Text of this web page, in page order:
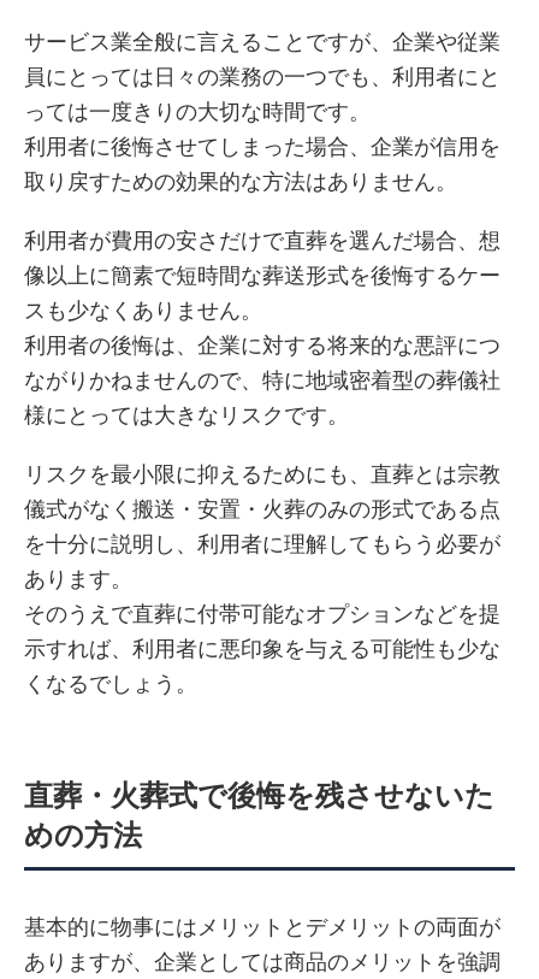
サービス業全般に言えることですが、企業や従業
員にとっては日々の業務の一つでも、利用者にと
っては一度きりの大切な時間です。
利用者に後悔させてしまった場合、企業が信用を
取り戻すための効果的な方法はありません。
利用者が費用の安さだけで直葬を選んだ場合、想
像以上に簡素で短時間な葬送形式を後悔するケー
スも少なくありません。
利用者の後悔は、企業に対する将来的な悪評につ
ながりかねませんので、特に地域密着型の葬儀社
様にとっては大きなリスクです。
リスクを最小限に抑えるためにも、直葬とは宗教
儀式がなく搬送・安置・火葬のみの形式である点
を十分に説明し、利用者に理解してもらう必要が
あります。
そのうえで直葬に付帯可能なオプションなどを提
示すれば、利用者に悪印象を与える可能性も少な
くなるでしょう。
直葬・火葬式で後悔を残させないた
めの方法
基本的に物事にはメリットとデメリットの両面が
ありますが、企業としては商品のメリットを強調